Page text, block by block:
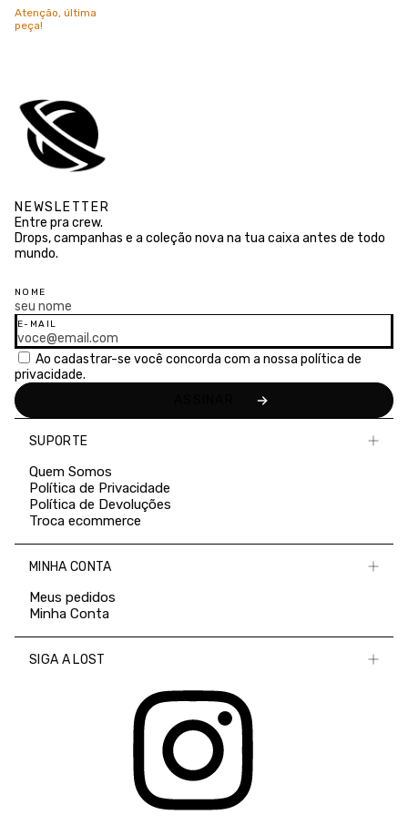
Atenção, última
peça!
NEWSLETTER
Entre pra crew.
Drops, campanhas e a coleção nova na tua caixa antes de todo
mundo.
NOME
E-MAIL
Ao cadastrar-se você concorda com a nossa política de
privacidade.
SUPORTE
Quem Somos
Política de Privacidade
Política de Devoluções
Troca ecommerce
MINHA CONTA
Meus pedidos
Minha Conta
SIGA A LOST